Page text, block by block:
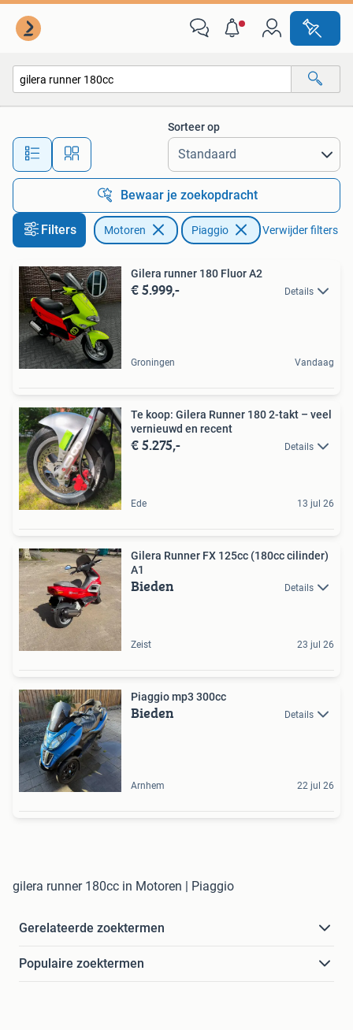
Alle afstanden…
Sorteer op
Bewaar je zoekopdracht
Filters Motoren Piaggio Verwijder filters
Gilera runner 180 Fluor A2
€ 5.999,- Details
Groningen Vandaag
Te koop: Gilera Runner 180 2-takt – veel
vernieuwd en recent
€ 5.275,- Details
Ede 13 jul 26
Gilera Runner FX 125cc (180cc cilinder)
A1
Bieden Details
Zeist 23 jul 26
Piaggio mp3 300cc
Bieden Details
Arnhem 22 jul 26
gilera runner 180cc in Motoren | Piaggio
Gerelateerde zoektermen
Populaire zoektermen